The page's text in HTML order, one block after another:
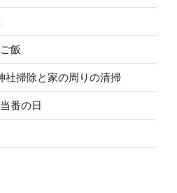
飯
社掃除と家の周りの清掃
番の日